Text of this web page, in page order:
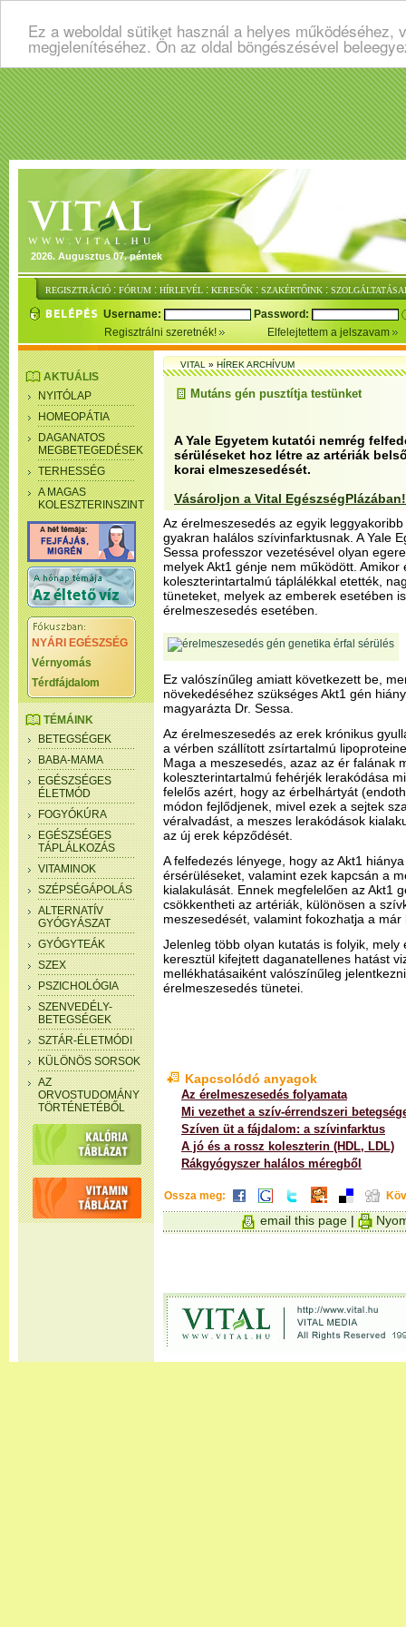
Ez a weboldal sütiket használ a helyes
megjelenítéséhez. Ön az oldal böngészésével
2026. Augusztus 07. péntek
REGISZTRÁCIÓ : FÓRUM : HÍRLEVÉL : KERESŐK : SZAKÉRTŐINK :
Username:
Password:
Regisztrálni szeretnék!
Elfelejtettem a jelszavam
AKTUÁLIS
NYITÓLAP
HOMEOPÁTIA
DAGANATOS
MEGBETEGEDÉSEK
TERHESSÉG
A MAGAS
KOLESZTERINSZINT
NYÁRI EGÉSZSÉG
Vérnyomás
Térdfájdalom
TÉMÁINK
BETEGSÉGEK
BABA-MAMA
EGÉSZSÉGES
ÉLETMÓD
FOGYÓKÚRA
EGÉSZSÉGES
TÁPLÁLKOZÁS
VITAMINOK
SZÉPSÉGÁPOLÁS
ALTERNATÍV
GYÓGYÁSZAT
GYÓGYTEÁK
SZEX
PSZICHOLÓGIA
SZENVEDÉLY-
BETEGSÉGEK
SZTÁR-ÉLETMÓDI
KÜLÖNÖS SORSOK
AZ
ORVOSTUDOMÁNY
TÖRTÉNETÉBŐL
VITAL»HÍREK ARCHÍVUM
Mutáns gén pusztítja testünket
A Yale Egyetem kutatói nemrég
sérüléseket hoz létre az artériák
korai elmeszesedését.
Vásároljon a Vital EgészségPlázában!
Az érelmeszesedés az egyik
gyakran halálos szívinfarktusnak. A Yale
Sessa professzor vezetésével olyan
melyek Akt1 génje nem működött.
koleszterintartalmú táplálékkal etették,
tüneteket, melyek az emberek esetében
érelmeszesedés esetében.
Ez valószínűleg amiatt következett be,
növekedéséhez szükséges Akt1 gén
magyarázta Dr. Sessa.
Az érelmeszesedés az erek krónikus
a vérben szállított zsírtartalmú
Maga a meszesedés, azaz az ér falának
koleszterintartalmú fehérjék lerakódása
felelős azért, hogy az érbelhártyát
módon fejlődjenek, mivel ezek a sejtek
véralvadást, a meszes lerakódások
az új erek képződését.
A felfedezés lényege, hogy az Akt1
érsérüléseket, valamint ezek kapcsán a
kialakulását. Ennek megfelelően az Akt1
csökkentheti az artériák, különösen a
meszesedését, valamint fokozhatja a
Jelenleg több olyan kutatás is folyik, mely
keresztül kifejtett daganatellenes hatást
mellékhatásaiként valószínűleg
érelmeszesedés tünetei.
Kapcsolódó anyagok
Az érelmeszesedés folyamata
Mi vezethet a szív-érrendszeri
Szíven üt a fájdalom: a szívinfarktus
A jó és a rossz koleszterin (HDL, LDL)
Rákgyógyszer halálos méregből
Ossza meg:
email this page |